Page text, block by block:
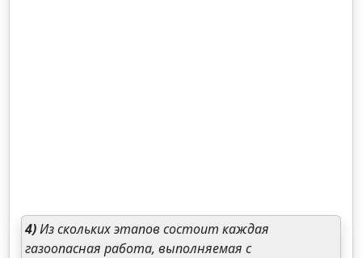
4)Из скольких этапов состоит каждая
газоопасная работа, выполняемая с